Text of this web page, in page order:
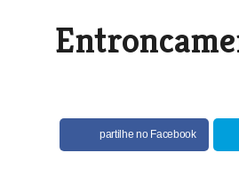
partilhe no Facebook